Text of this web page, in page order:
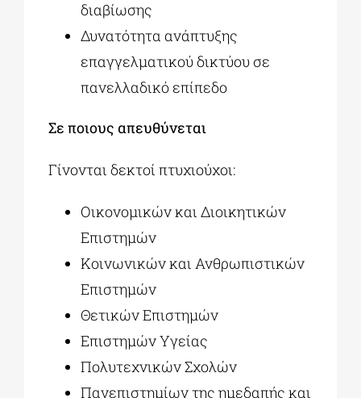
διαβίωσης
Δυνατότητα ανάπτυξης
επαγγελματικού δικτύου σε
πανελλαδικό επίπεδο
Σε ποιους απευθύνεται
Γίνονται δεκτοί πτυχιούχοι:
Οικονομικών και Διοικητικών
Επιστημών
Κοινωνικών και Ανθρωπιστικών
Επιστημών
Θετικών Επιστημών
Επιστημών Υγείας
Πολυτεχνικών Σχολών
Πανεπιστημίων της ημεδαπής και